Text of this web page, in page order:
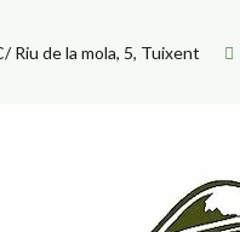
Riu de la mola, 5, Tuixent